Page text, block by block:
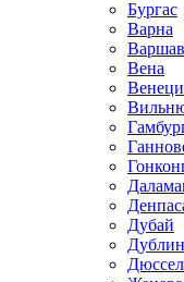
Бургас
Варна
Вена
Дубай
Дублин